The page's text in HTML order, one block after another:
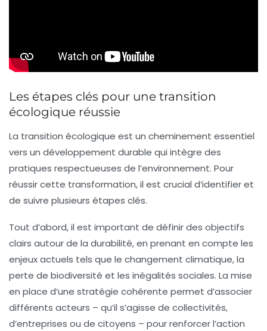
Les étapes clés pour une transition
écologique réussie
La transition écologique est un cheminement essentiel
vers un développement durable qui intègre des
pratiques respectueuses de l’environnement. Pour
réussir cette transformation, il est crucial d’identifier et
de suivre plusieurs étapes clés.
Tout d’abord, il est important de définir des objectifs
clairs autour de la durabilité, en prenant en compte les
enjeux actuels tels que le changement climatique, la
perte de biodiversité et les inégalités sociales. La mise
en place d’une stratégie cohérente permet d’associer
différents acteurs – qu’il s’agisse de collectivités,
d’entreprises ou de citoyens – pour renforcer l’action